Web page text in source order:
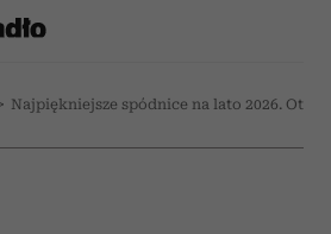
Najpiękniejsze spódnice na lato 2026. Oto